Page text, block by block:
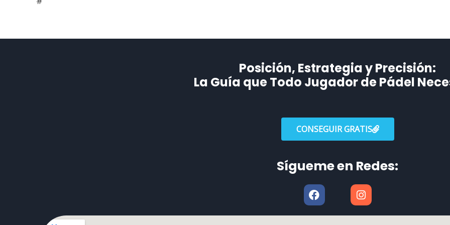
Posición, Estrategia y Precisión:
La Guía que Todo Jugador de Pádel
CONSEGUIR GRATIS
Sígueme en Redes:
F
a
c
I
n
s